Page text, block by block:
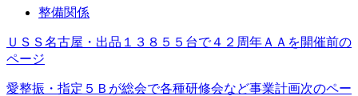
整備関係
ＵＳＳ名古屋・出品１３８５５台で４２周年ＡＡを開催前の
ページ
愛整振・指定５Ｂが総会で各種研修会など事業計画次のペー